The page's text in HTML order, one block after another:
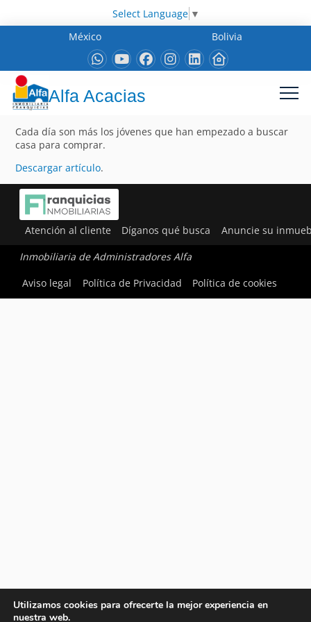
Select Language ▼
México
Bolivia
Alfa Acacias
Cada día son más los jóvenes que han empezado a buscar
casa para comprar.
Descargar artículo.
Atención al cliente Díganos qué busca Anuncie su
Inmobiliaria de Administradores Alfa
Aviso legal
Política de Privacidad Política de cookies
Utilizamos cookies para ofrecerte la mejor experiencia en
nuestra web.